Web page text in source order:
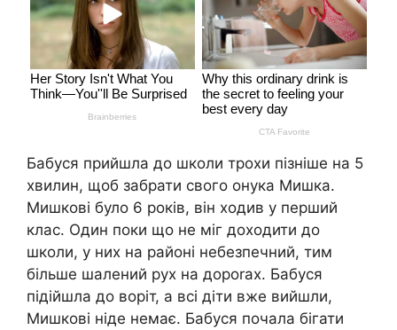
Бабуся прийшла до школи трохи пізніше на 5
хвилин, щоб забрати свого онука Мишка.
Мишкові було 6 років, він ходив у перший
клас. Один поки що не міг доходити до
школи, у них на районі небезпечний, тим
більше шалений рух на дороrах. Бабуся
підійшла до воріт, а всі діти вже вийшли,
Мишкові ніде немає. Бабуся почала бігати